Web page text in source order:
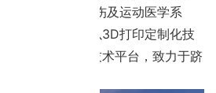
关节、脊柱、创伤及运动医学系
等，同时将建立以3D打印定制化技
的骨科精准工程技术平台，致力于跻